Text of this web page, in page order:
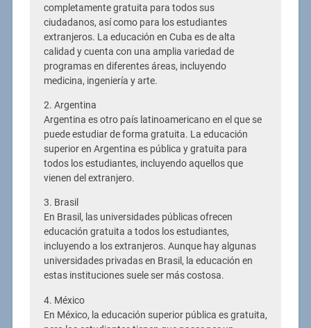
completamente gratuita para todos sus
ciudadanos, así como para los estudiantes
extranjeros. La educación en Cuba es de alta
calidad y cuenta con una amplia variedad de
programas en diferentes áreas, incluyendo
medicina, ingeniería y arte.
2. Argentina
Argentina es otro país latinoamericano en el que se
puede estudiar de forma gratuita. La educación
superior en Argentina es pública y gratuita para
todos los estudiantes, incluyendo aquellos que
vienen del extranjero.
3. Brasil
En Brasil, las universidades públicas ofrecen
educación gratuita a todos los estudiantes,
incluyendo a los extranjeros. Aunque hay algunas
universidades privadas en Brasil, la educación en
estas instituciones suele ser más costosa.
4. México
En México, la educación superior pública es gratuita,